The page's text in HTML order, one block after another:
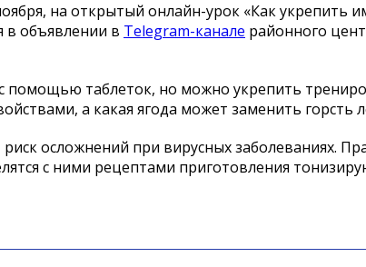
на открытый онлайн-урок «Как укрепить
в объявлении в Telegram-канале районного
помощью таблеток, но можно укрепить
а какая ягода может заменить горсть
осложнений при вирусных заболеваниях.
с ними рецептами приготовления